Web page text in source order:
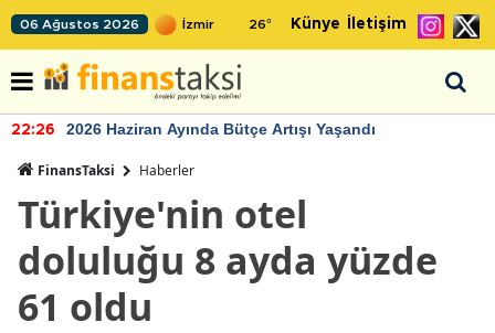
06 Ağustos 2026 26° Künye İletişim
22:26 2026 Haziran Ayında Bütçe Artışı Yaşandı
FinansTaksi Haberler
Türkiye'nin otel
doluluğu 8 ayda yüzde
61 oldu